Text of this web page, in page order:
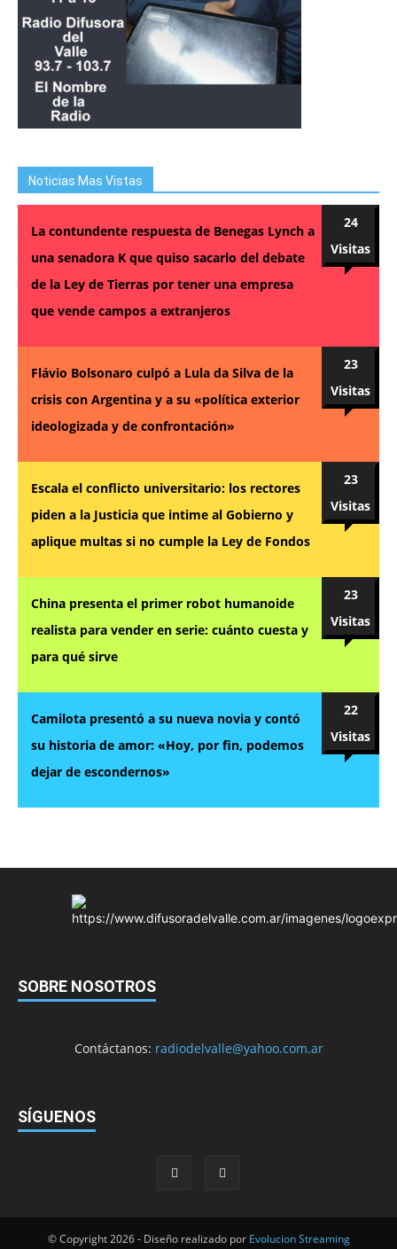
Noticias Mas Vistas
La contundente respuesta de Benegas Lynch a
una senadora K que quiso sacarlo del debate
de la Ley de Tierras por tener una empresa
que vende campos a extranjeros
24
Visitas
Flávio Bolsonaro culpó a Lula da Silva de la
crisis con Argentina y a su «política exterior
ideologizada y de confrontación»
23
Visitas
Escala el conflicto universitario: los rectores
piden a la Justicia que intime al Gobierno y
aplique multas si no cumple la Ley de Fondos
23
Visitas
China presenta el primer robot humanoide
realista para vender en serie: cuánto cuesta y
para qué sirve
23
Visitas
Camilota presentó a su nueva novia y contó
su historia de amor: «Hoy, por fin, podemos
dejar de escondernos»
22
Visitas
SOBRE NOSOTROS
Contáctanos: radiodelvalle@yahoo.com.ar
SÍGUENOS
© Copyright 2026 - Diseño realizado por Evolucion Streaming